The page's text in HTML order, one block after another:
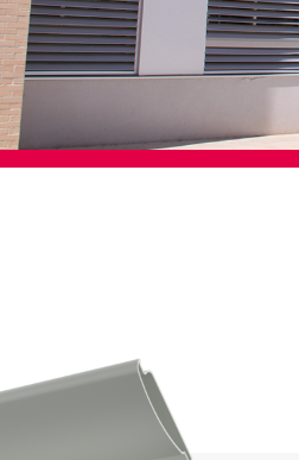
Tende Esterne
VEDI TUTTI I PRODOTTI